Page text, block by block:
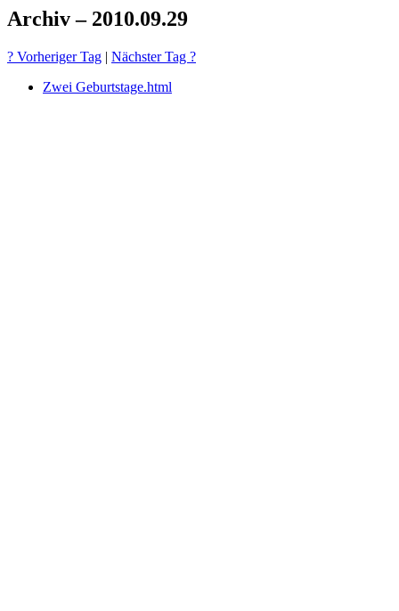
Archiv – 2010.09.29
? Vorheriger Tag | Nächster Tag ?
Zwei Geburtstage.html